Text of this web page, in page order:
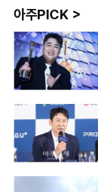
아주PICK >